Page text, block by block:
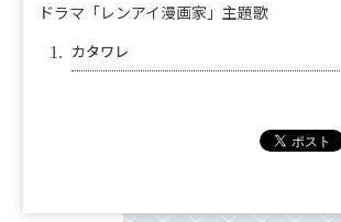
ドラマ「レンアイ漫画家」主題歌
1. カタワレ